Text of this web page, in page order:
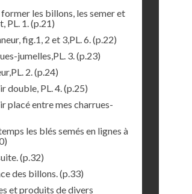
les billons, les semer et
PL. 1.(p.21)
fig.1, 2 et 3,PL. 6.(p.22)
jumelles,PL. 3.(p.23)
2.(p.24)
double, PL. 4.(p.25)
placé entre mes charrues-
les blés semés en lignes à
(p.32)
des billons.(p.33)
et produits de divers